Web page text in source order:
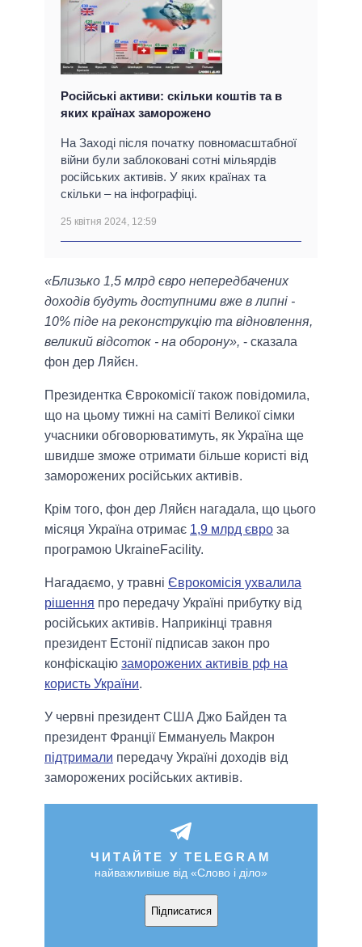
Російські активи: скільки коштів та в
яких країнах заморожено
На Заході після початку повномасштабної
війни були заблоковані сотні мільярдів
російських активів. У яких країнах та
скільки – на інфографіці.
25 квітня 2024, 12:59
«Близько 1,5 млрд євро непередбачених
доходів будуть доступними вже в липні -
10% піде на реконструкцію та відновлення,
великий відсоток - на оборону», - сказала
фон дер Ляйєн.
Президентка Єврокомісії також повідомила,
що на цьому тижні на саміті Великої сімки
учасники обговорюватимуть, як Україна ще
швидше зможе отримати більше користі від
заморожених російських активів.
Крім того, фон дер Ляйєн нагадала, що цього
місяця Україна отримає 1,9 млрд євро за
програмою UkraineFacility.
Нагадаємо, у травні Єврокомісія ухвалила
рішення про передачу Україні прибутку від
російських активів. Наприкінці травня
президент Естонії підписав закон про
конфіскацію заморожених активів рф на
користь України.
У червні президент США Джо Байден та
президент Франції Еммануель Макрон
підтримали передачу Україні доходів від
заморожених російських активів.
ЧИТАЙТЕ У TELEGRAM
найважливіше від «Слово і діло»
Підписатися